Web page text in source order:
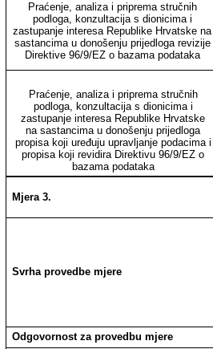
Praćenje, analiza i priprema stručnih
podloga, konzultacija s dionicima i
zastupanje interesa Republike Hrvatske na
sastancima u donošenju prijedloga revizije
Direktive 96/9/EZ o bazama podataka
Praćenje, analiza i priprema stručnih
podloga, konzultacija s dionicima i
zastupanje interesa Republike Hrvatske
na sastancima u donošenju prijedloga
propisa koji uređuju upravljanje podacima i
propisa koji revidira Direktivu 96/9/EZ o
bazama podataka
Mjera 3.
Svrha provedbe mjere
Odgovornost za provedbu mjere